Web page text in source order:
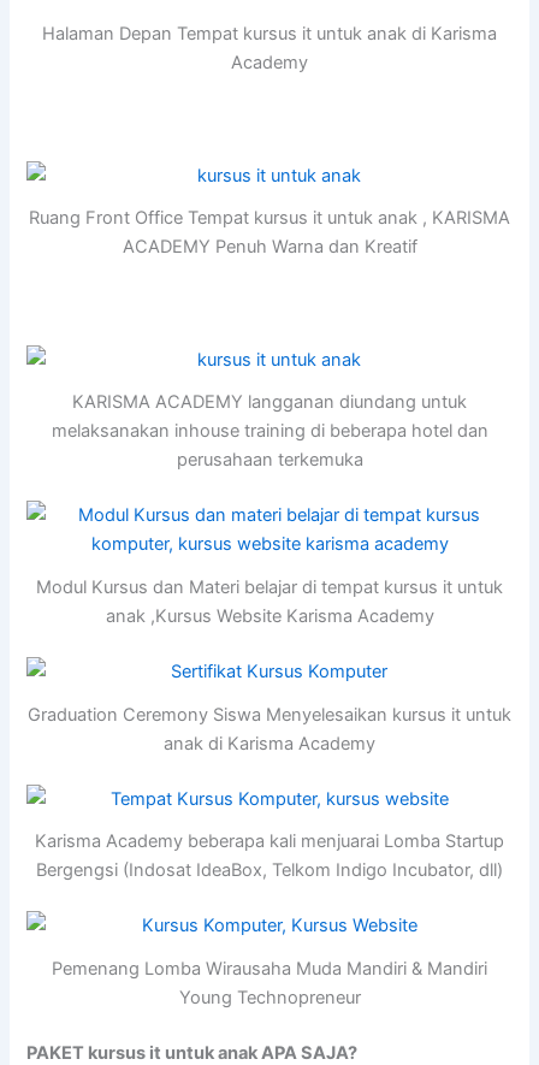
Halaman Depan Tempat kursus it untuk anak di Karisma
Academy
Ruang Front Office Tempat kursus it untuk anak , KARISMA
ACADEMY Penuh Warna dan Kreatif
KARISMA ACADEMY langganan diundang untuk
melaksanakan inhouse training di beberapa hotel dan
perusahaan terkemuka
Modul Kursus dan Materi belajar di tempat kursus it untuk
anak ,Kursus Website Karisma Academy
Graduation Ceremony Siswa Menyelesaikan kursus it untuk
anak di Karisma Academy
Karisma Academy beberapa kali menjuarai Lomba Startup
Bergengsi (Indosat IdeaBox, Telkom Indigo Incubator, dll)
Pemenang Lomba Wirausaha Muda Mandiri & Mandiri
Young Technopreneur
PAKET kursus it untuk anak APA SAJA?